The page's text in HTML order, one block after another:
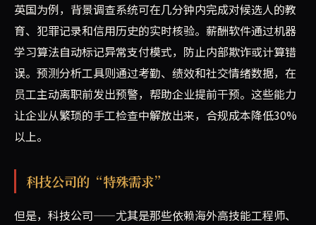
英国为例，背景调查系统可在几分钟内完成对候选人的教
育、犯罪记录和信用历史的实时核验。薪酬软件通过机器
学习算法自动标记异常支付模式，防止内部欺诈或计算错
误。预测分析工具则通过考勤、绩效和社交情绪数据，在
员工主动离职前发出预警，帮助企业提前干预。这些能力
让企业从繁琐的手工检查中解放出来，合规成本降低30%
以上。
科技公司的“特殊需求”
但是，科技公司——尤其是那些依赖海外高技能工程师、